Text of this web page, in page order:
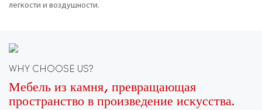
легкости и воздушности.
WHY CHOOSE US?
Мебель из камня, превращающая
пространство в произведение искусства.